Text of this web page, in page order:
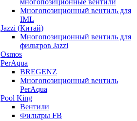
Многопозиционный вентиль для
IML
Jazzi (Китай)
Многопозиционный вентиль для
фильтров Jazzi
Osmos
PerAqua
BREGENZ
Многопозиционный вентиль
PerAqua
Pool King
Вентили
Фильтры FB